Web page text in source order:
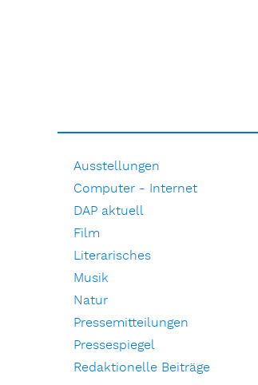
Ausstellungen
Computer - Internet
DAP aktuell
Film
Literarisches
Musik
Natur
Pressemitteilungen
Pressespiegel
Redaktionelle Beiträge